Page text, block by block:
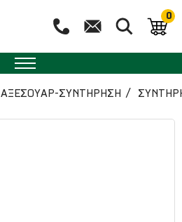
0
ΑΞΕΣΟΥΑΡ-ΣΥΝΤΗΡΗΣΗ